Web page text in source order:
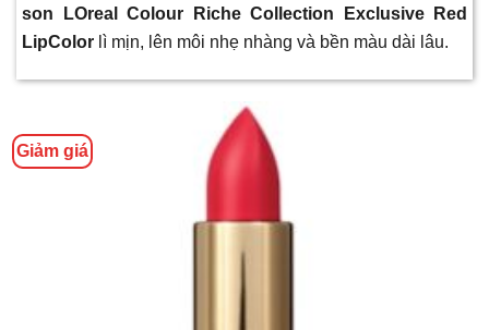
son LOreal Colour Riche Collection Exclusive Red
LipColor lì mịn, lên môi nhẹ nhàng và bền màu dài lâu.
Giảm giá